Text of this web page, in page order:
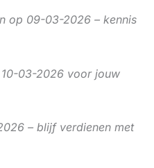
op 09-03-2026 – kennis
03-2026 voor jouw
– blijf verdienen met